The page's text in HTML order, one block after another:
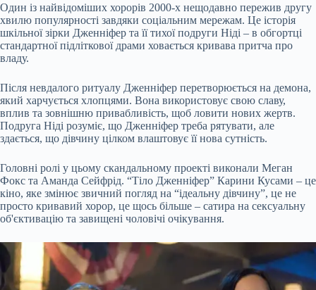
Один із найвідоміших хорорів 2000-х нещодавно пережив другу
хвилю популярності завдяки соціальним мережам. Це історія
шкільної зірки Дженніфер та її тихої подруги Ніді – в обгортці
стандартної підліткової драми ховається кривава притча про
владу.
Після невдалого ритуалу Дженніфер перетворюється на демона,
який харчується хлопцями. Вона використовує свою славу,
вплив та зовнішню привабливість, щоб ловити нових жертв.
Подруга Ніді розуміє, що Дженніфер треба рятувати, але
здається, що дівчину цілком влаштовує її нова сутність.
Головні ролі у цьому скандальному проекті виконали Меган
Фокс та Аманда Сейфрід. “Тіло Дженніфер” Карини Кусами – це
кіно, яке змінює звичний погляд на “ідеальну дівчину”, це не
просто кривавий хорор, це щось більше – сатира на сексуальну
об'єктивацію та завищені чоловічі очікування.